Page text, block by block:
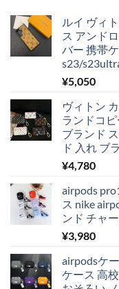
ルイ ヴィ
ス アンド
バー 携帯
s23/
¥5,050
ヴィトン
ランドコピ
ブランド
ド 入れ ブ
¥4,780
airpods
ス nike
ンド チャ
¥3,980
airpodsケ
ケース 高